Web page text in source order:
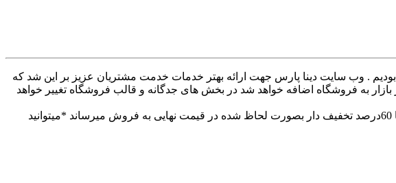
داشتیم در طول 6 سال گذشته که کنار همراهان بودیم . وب سایت دینا پارس جهت ارائه بهتر خدمات خدمت مشتریان عزیز بر این شد که
به فروشگاه اضافه خواهد شد در بخش های جدگانه و قالب فروشگاه تغییر خواهد
با سلام وب سایت دینا پارس جهت ارائه بهتر خدمات خدمت مشتریان عزیز. تمام محصولات خود را از 30تا 60درصد تخفیف دار بصورت لحاظ شده در قیمت نهایی به فروش میرساند *میتوانید